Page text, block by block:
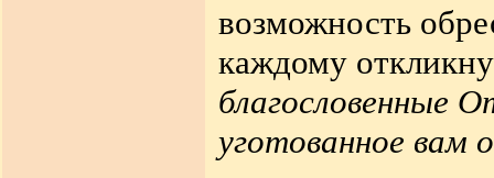
возможность
каждому
благословенные
уготованное вам